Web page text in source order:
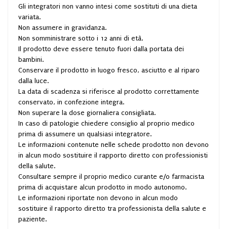
Gli integratori non vanno intesi come sostituti di una dieta
variata.
Non assumere in gravidanza.
Non somministrare sotto i 12 anni di età.
Il prodotto deve essere tenuto fuori dalla portata dei
bambini.
Conservare il prodotto in luogo fresco, asciutto e al riparo
dalla luce.
La data di scadenza si riferisce al prodotto correttamente
conservato, in confezione integra.
Non superare la dose giornaliera consigliata.
In caso di patologie chiedere consiglio al proprio medico
prima di assumere un qualsiasi integratore.
Le informazioni contenute nelle schede prodotto non devono
in alcun modo sostituire il rapporto diretto con professionisti
della salute.
Consultare sempre il proprio medico curante e/o farmacista
prima di acquistare alcun prodotto in modo autonomo.
Le informazioni riportate non devono in alcun modo
sostituire il rapporto diretto tra professionista della salute e
paziente.